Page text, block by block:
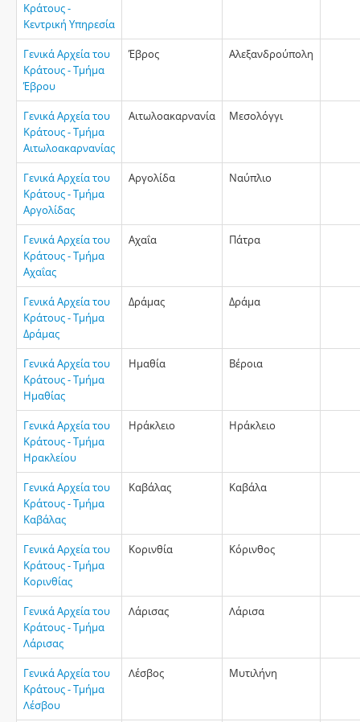
Κράτους -
Κεντρική Υπηρεσία
Γενικά Αρχεία του
Κράτους - Τμήμα
Έβρου
Έβρος Αλεξανδρούπολη
Γενικά Αρχεία του
Κράτους - Τμήμα
Αιτωλοακαρνανίας
Αιτωλοακαρνανία Mεσολόγγι
Γενικά Αρχεία του
Κράτους - Τμήμα
Αργολίδας
Αργολίδα Ναύπλιο
Γενικά Αρχεία του
Κράτους - Τμήμα
Αχαΐας
Αχαΐα Πάτρα
Γενικά Αρχεία του
Κράτους - Τμήμα
Δράμας
Δράμας Δράμα
Γενικά Αρχεία του
Κράτους - Τμήμα
Ημαθίας
Ημαθία Βέροια
Γενικά Αρχεία του
Κράτους - Τμήμα
Ηρακλείου
Ηράκλειο Ηράκλειο
Γενικά Αρχεία του
Κράτους - Τμήμα
Καβάλας
Καβάλας Καβάλα
Γενικά Αρχεία του
Κράτους - Τμήμα
Κορινθίας
Κορινθία Κόρινθος
Γενικά Αρχεία του
Κράτους - Τμήμα
Λάρισας
Λάρισας Λάρισα
Γενικά Αρχεία του
Κράτους - Τμήμα
Λέσβου
Λέσβος Μυτιλήνη